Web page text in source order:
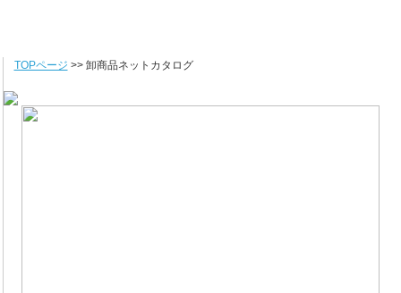
TOPページ >> 卸商品ネットカタログ